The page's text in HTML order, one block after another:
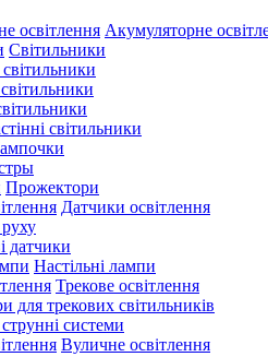
Акумуляторне
Світильники
світильники
Прожектори
Датчики освітлення
датчики
Настільні лампи
Трекове освітлення
для трекових світильників
струнні системи
Вуличне освітлення